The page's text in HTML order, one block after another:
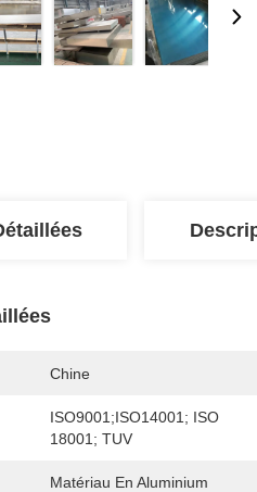
Chine
ISO9001;ISO14001; ISO
18001; TUV
Matériau En Aluminium